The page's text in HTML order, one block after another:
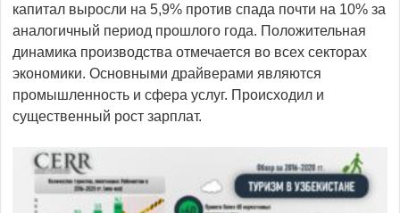
капитал выросли на 5,9% против спада почти на 10% за
аналогичный период прошлого года. Положительная
динамика производства отмечается во всех секторах
экономики. Основными драйверами являются
промышленность и сфера услуг. Происходил и
существенный рост зарплат.